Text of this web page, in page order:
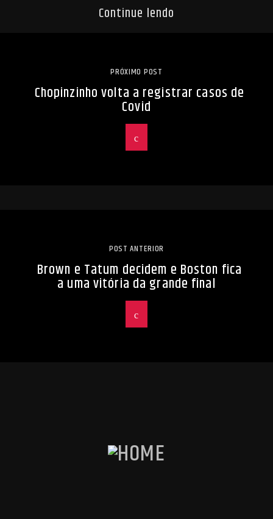
Continue lendo
PRÓXIMO POST
Chopinzinho volta a registrar casos de
Covid
POST ANTERIOR
Brown e Tatum decidem e Boston fica
a uma vitória da grande final